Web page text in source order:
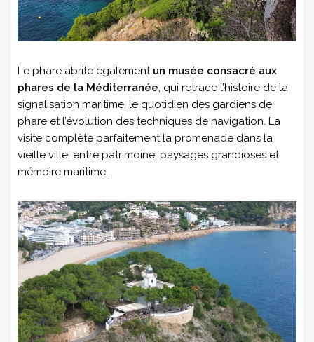
Le phare abrite également un musée consacré aux
phares de la Méditerranée, qui retrace l’histoire de la
signalisation maritime, le quotidien des gardiens de
phare et l’évolution des techniques de navigation. La
visite complète parfaitement la promenade dans la
vieille ville, entre patrimoine, paysages grandioses et
mémoire maritime.